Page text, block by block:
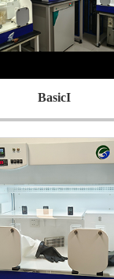
BasicI